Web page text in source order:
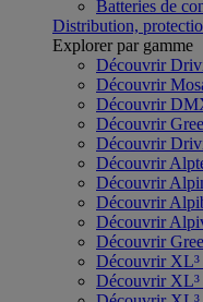
Batteries de
Distribution,
Explorer par gamme
Découvrir
Découvrir
Découvrir
Découvrir
Découvrir
Découvrir
Découvrir
Découvrir
Découvrir
Découvrir
Découvrir XL³
Découvrir XL³